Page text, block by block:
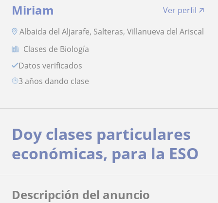
Miriam
Ver perfil
Albaida del Aljarafe, Salteras, Villanueva del Ariscal
Clases de Biología
Datos verificados
3 años dando clase
Doy clases particulares
económicas, para la ESO
Descripción del anuncio